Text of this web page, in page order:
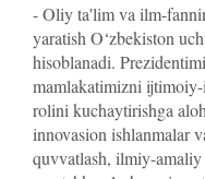
- Oliy ta'lim va ilm-
yaratish O‘zbekiston
hisoblanadi.
mamlakatimizni
rolini kuchaytirishga
innovasion ishlanmalar
quvvatlash, ilmiy-